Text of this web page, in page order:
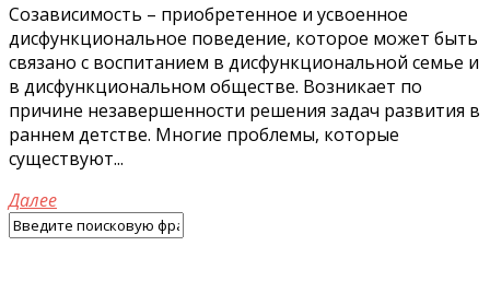
Созависимость – приобретенное и усвоенное
дисфункциональное поведение, которое может быть
связано с воспитанием в дисфункциональной семье и
в дисфункциональном обществе. Возникает по
причине незавершенности решения задач развития в
раннем детстве. Многие проблемы, которые
существуют...
Далее